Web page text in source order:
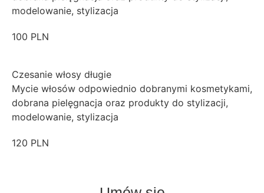
modelowanie, stylizacja
100 PLN
Czesanie włosy długie
Mycie włosów odpowiednio dobranymi kosmetykami,
dobrana pielęgnacja oraz produkty do stylizacji,
modelowanie, stylizacja
120 PLN